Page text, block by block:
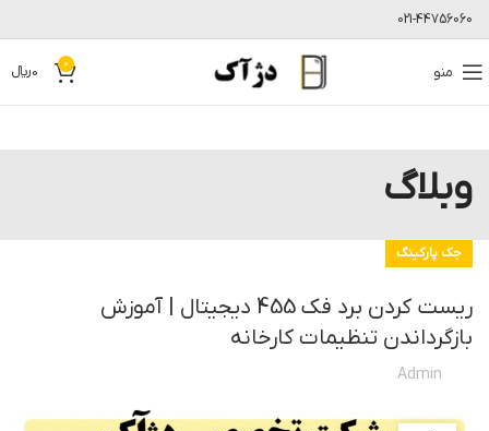
021-44756060
منو 0
0﷼
وبلاگ
جک پارکینگ
ریست کردن برد فک 455 دیجیتال | آموزش
بازگرداندن تنظیمات کارخانه
Admin